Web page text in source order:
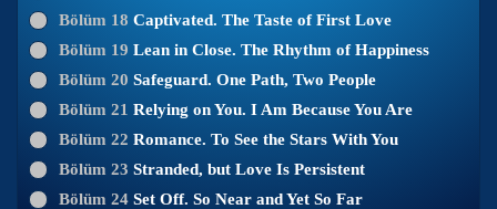
Bölüm 18 Captivated. The Taste of First Love
Bölüm 19 Lean in Close. The Rhythm of Happiness
Bölüm 20 Safeguard. One Path, Two People
Bölüm 21 Relying on You. I Am Because You Are
Bölüm 22 Romance. To See the Stars With You
Bölüm 23 Stranded, but Love Is Persistent
Bölüm 24 Set Off. So Near and Yet So Far